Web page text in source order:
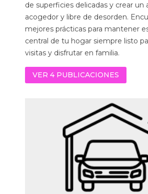
de superficies delicadas y crear un
acogedor y libre de desorden.
mejores prácticas para mantener
central de tu hogar siempre listo
visitas y disfrutar en familia.
VER 4 PUBLICACIONES